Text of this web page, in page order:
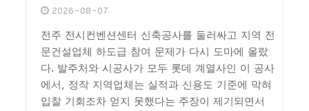
2026-08-07
전주 전시컨벤션센터 신축공사를 둘러싸고 지역 전
문건설업체 하도급 참여 문제가 다시 도마에 올랐
다. 발주처와 시공사가 모두 롯데 계열사인 이 공사
에서, 정작 지역업체는 실적과 신용도 기준에 막혀
입찰 기회조차 얻지 못했다는 주장이 제기되면서